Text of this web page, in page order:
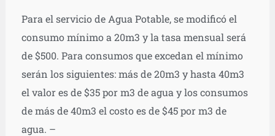
Para el servicio de Agua Potable, se modificó el
consumo mínimo a 20m3 y la tasa mensual será
de $500. Para consumos que excedan el mínimo
serán los siguientes: más de 20m3 y hasta 40m3
el valor es de $35 por m3 de agua y los consumos
de más de 40m3 el costo es de $45 por m3 de
agua. –